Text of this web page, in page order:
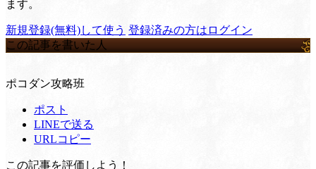
ます。
新規登録(無料)して使う 登録済みの方はログイン
この記事を書いた人
ポコダン攻略班
ポスト
LINEで送る
URLコピー
この記事を評価しよう！